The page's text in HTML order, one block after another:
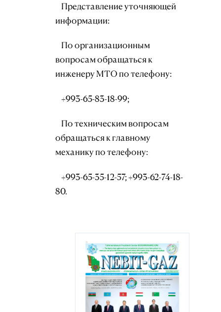
Представление уточняющей
информации:
По организационным
вопросам обращаться к
инженеру МТО по телефону:
+993-65-83-18-99;
По техническим вопросам
обращаться к главному
механику по телефону:
+993-65-35-12-57; +993-62-74-18-
80.